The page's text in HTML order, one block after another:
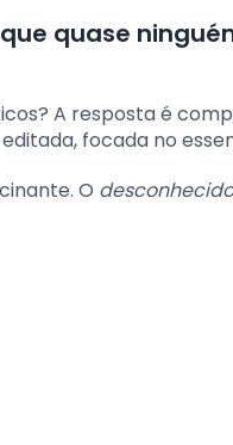
quase
A resposta é
focada no
O